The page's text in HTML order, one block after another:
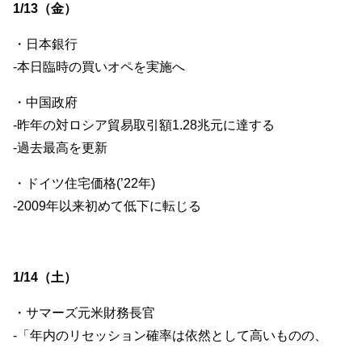
1/13（金）
・日本銀行
-本日臨時の買いオペを実施へ
・中国政府
-昨年の対ロシア貿易取引額1.28兆元に達する
-過去最高を更新
・ドイツ住宅価格(’22年)
-2009年以来初めて低下に転じる
1/14（土）
・サマーズ元米財務長官
-「年内のリセッション確率は依然として高いものの、